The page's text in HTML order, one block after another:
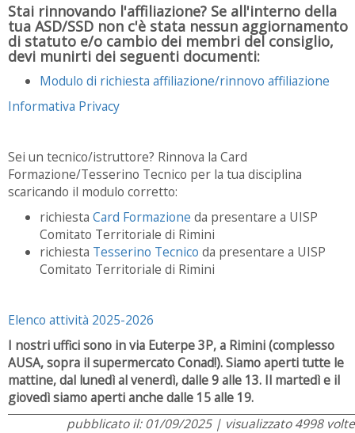
Stai rinnovando l'affiliazione? Se all'interno della
tua ASD/SSD non c'è stata nessun aggiornamento
di statuto e/o cambio dei membri del consiglio,
devi munirti dei seguenti documenti:
Modulo di richiesta affiliazione/rinnovo affiliazione
Informativa Privacy
Sei un tecnico/istruttore? Rinnova la Card
Formazione/Tesserino Tecnico per la tua disciplina
scaricando il modulo corretto:
richiesta Card Formazione da presentare a UISP
Comitato Territoriale di Rimini
richiesta Tesserino Tecnico da presentare a UISP
Comitato Territoriale di Rimini
Elenco attività 2025-2026
I nostri uffici sono in via Euterpe 3P, a Rimini (complesso
AUSA, sopra il supermercato Conad!). Siamo aperti tutte le
mattine, dal lunedì al venerdì, dalle 9 alle 13. Il martedì e il
giovedì siamo aperti anche dalle 15 alle 19.
pubblicato il: 01/09/2025 | visualizzato 4998 volte